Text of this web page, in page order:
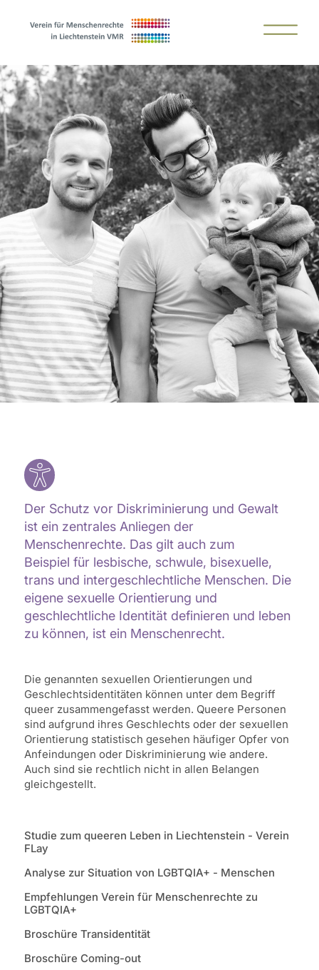
Der Schutz vor Diskriminierung und Gewalt
ist ein zentrales Anliegen der
Menschenrechte. Das gilt auch zum
Beispiel für lesbische, schwule, bisexuelle,
trans und intergeschlechtliche Menschen. Die
eigene sexuelle Orientierung und
geschlechtliche Identität definieren und leben
zu können, ist ein Menschenrecht.
Die genannten sexuellen Orientierungen und
Geschlechtsidentitäten können unter dem Begriff
queer zusammengefasst werden. Queere Personen
sind aufgrund ihres Geschlechts oder der sexuellen
Orientierung statistisch gesehen häufiger Opfer von
Anfeindungen oder Diskriminierung wie andere.
Auch sind sie rechtlich nicht in allen Belangen
gleichgestellt.
Studie zum queeren Leben in Liechtenstein - Verein
FLay
Analyse zur Situation von LGBTQIA+ - Menschen
Empfehlungen Verein für Menschenrechte zu
LGBTQIA+
Broschüre Transidentität
Broschüre Coming-out